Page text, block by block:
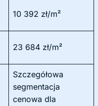
10 392 zł/m²
23 684 zł/m²
Szczegółowa
segmentacja
cenowa dla